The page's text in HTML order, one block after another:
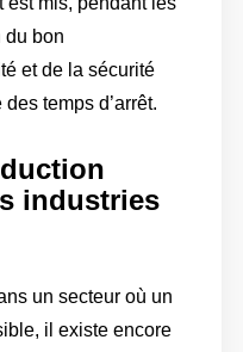
du bon
et de la sécurité
temps d’arrêt.
industries
un secteur où un
il existe encore